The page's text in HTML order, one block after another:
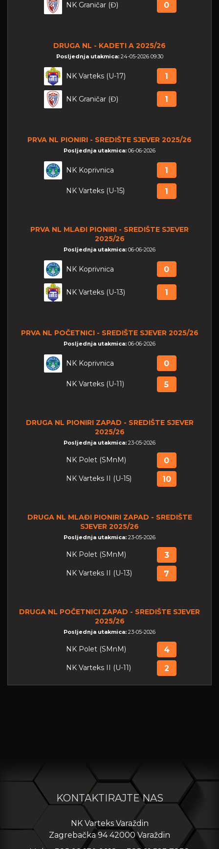
NK Graničar (Đ) 0
DRUGA NL - KADETI A 2025/26
Posljednja utakmica: 24-05-2026 09:30
NK Varteks (U-17) 1
NK Graničar (Đ) 1
PRVA NL PIONIRI - SREDIŠTE SJEVER 2025/26
Posljednja utakmica: 06-06-2026
NK Koprivnica 1
NK Varteks (U-15) 1
PRVA NL MLAĐI PIONIRI - SREDIŠTE SJEVER
2025/26
Posljednja utakmica: 06-06-2026
NK Koprivnica 0
NK Varteks (U-13) 1
PRVA NL POČETNICI - SREDIŠTE SJEVER 2025/26
Posljednja utakmica: 06-06-2026
NK Koprivnica 0
NK Varteks (U-11) 5
DRUGA NL PIONIRI ZAPAD - SREDIŠTE SJEVER
2025/26
Posljednja utakmica: 23-05-2026
NK Polet (SMnM) 0
NK Varteks II (U-15) 10
DRUGA NL MLAĐI PIONIRI ZAPAD - SREDIŠTE
SJEVER 2025/26
Posljednja utakmica: 23-05-2026
NK Polet (SMnM) 3
NK Varteks II (U-13) 7
DRUGA NL POČETNICI ZAPAD - SREDIŠTE SJEVER
2025/26
Posljednja utakmica: 23-05-2026
NK Polet (SMnM) 4
NK Varteks II (U-11) 2
KONTAKTIRAJTE NAS
NK Varteks Varaždin
Zagrebačka 94 42000 Varaždin